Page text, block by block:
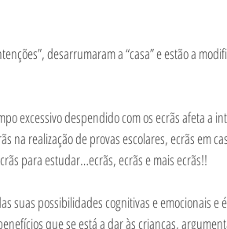
desarrumaram a “casa” e estão a
excessivo despendido com os ecrãs afeta a
na realização de provas escolares, ecrãs em
para estudar…ecrãs, ecrãs e mais ecrãs!!
suas possibilidades cognitivas e emocionais e
que se está a dar às crianças,